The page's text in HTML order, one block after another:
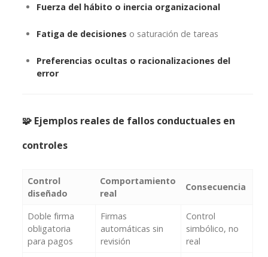
Fuerza del hábito o inercia organizacional
Fatiga de decisiones o saturación de tareas
Preferencias ocultas o racionalizaciones del
error
🧩 Ejemplos reales de fallos conductuales en
controles
Control
diseñado
Comportamiento
real
Consecuencia
Doble firma
obligatoria
para pagos
Firmas
automáticas sin
revisión
Control
simbólico, no
real